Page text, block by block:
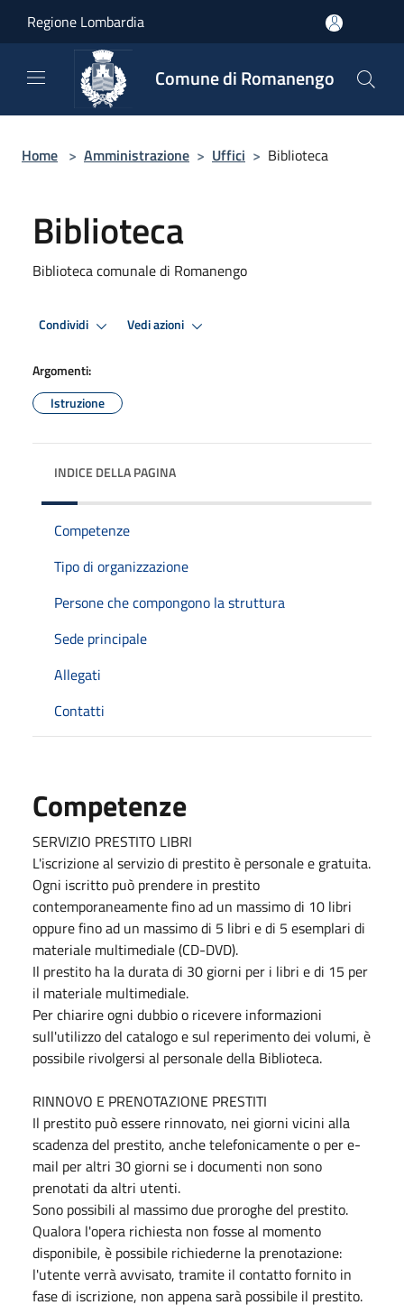
Regione Lombardia
Comune di Romanengo
Home > Amministrazione > Uffici > Biblioteca
Biblioteca
Biblioteca comunale di Romanengo
Condividi Vedi azioni
Argomenti:
Istruzione
INDICE DELLA PAGINA
Competenze
Tipo di organizzazione
Persone che compongono la struttura
Sede principale
Allegati
Contatti
Competenze
SERVIZIO PRESTITO LIBRI
L'iscrizione al servizio di prestito è personale e gratuita.
Ogni iscritto può prendere in prestito
contemporaneamente fino ad un massimo di 10 libri
oppure fino ad un massimo di 5 libri e di 5 esemplari di
materiale multimediale (CD-DVD).
Il prestito ha la durata di 30 giorni per i libri e di 15 per
il materiale multimediale.
Per chiarire ogni dubbio o ricevere informazioni
sull'utilizzo del catalogo e sul reperimento dei volumi, è
possibile rivolgersi al personale della Biblioteca.
RINNOVO E PRENOTAZIONE PRESTITI
Il prestito può essere rinnovato, nei giorni vicini alla
scadenza del prestito, anche telefonicamente o per e-
mail per altri 30 giorni se i documenti non sono
prenotati da altri utenti.
Sono possibili al massimo due proroghe del prestito.
Qualora l'opera richiesta non fosse al momento
disponibile, è possibile richiederne la prenotazione:
l'utente verrà avvisato, tramite il contatto fornito in
fase di iscrizione, non appena sarà possibile il prestito.